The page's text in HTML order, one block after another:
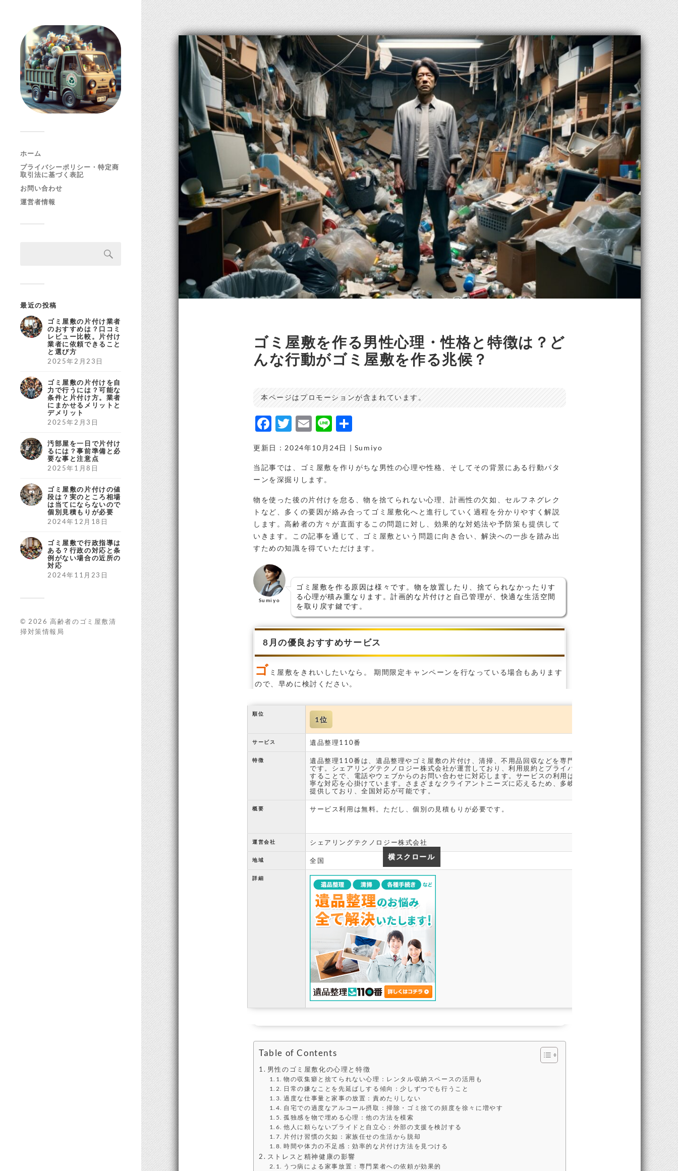
ホーム
プライバシーポリシー・特定商
取引法に基づく表記
お問い合わせ
運営者情報
最近の投稿
ゴミ屋敷の片付け業者
のおすすめは？口コミ
レビュー比較。片付け
業者に依頼できること
と選び方
2025年2月23日
ゴミ屋敷の片付けを自
力で行うには？可能な
条件と片付け方。業者
にまかせるメリットと
デメリット
2025年2月3日
汚部屋を一日で片付け
るには？事前準備と必
要な事と注意点
2025年1月8日
ゴミ屋敷の片付けの値
段は？実のところ相場
は当てにならないので
個別見積もりが必要
2024年12月18日
ゴミ屋敷で行政指導は
ある？行政の対応と条
例がない場合の近所の
対応
2024年11月23日
© 2026高齢者のゴミ屋敷清
掃対策情報局
ゴミ屋敷を作る男性心理・性格と特徴は？ど
んな行動がゴミ屋敷を作る兆候？
本ページはプロモーションが含まれています。
F
c
e
b
o
o
k
T
it
t
e
r
E
ai
l
Li
e
更新日：2024年10月24日 | Sumiyo
当記事では、ゴミ屋敷を作りがちな男性の心理や性格、そしてその背景にある行動パタ
ーンを深掘りします。
物を使った後の片付けを怠る、物を捨てられない心理、計画性の欠如、セルフネグレク
トなど、多くの要因が絡み合ってゴミ屋敷化へと進行していく過程を分かりやすく解説
します。高齢者の方々が直面するこの問題に対し、効果的な対処法や予防策も提供して
いきます。この記事を通じて、ゴミ屋敷という問題に向き合い、解決への一歩を踏み出
すための知識を得ていただけます。
Sumiyo
ゴミ屋敷を作る原因は様々です。物を放置したり、捨てられなかったりす
る心理が積み重なります。計画的な片付けと自己管理が、快適な生活空間
を取り戻す鍵です。
8月の優良おすすめサービス
ゴ ミ屋敷をきれいしたいなら。 期間限定キャンペーンを行なっている場合もあります
ので、早めに検討ください。
順位
1位
サービス 遺品整理110番
特徴
遺品整理110番は、遺品整理やゴミ屋敷の片付け、清掃、不用品回収などを専門に提供するサービス
です。シェアリングテクノロジー株式会社が運営しており、利用規約とプライバシーポリシーに同意
することで、電話やウェブからのお問い合わせに対応します。サービスの利用は無料で、迅速かつ丁
寧な対応を心掛けています。さまざまなクライアントニーズに応えるため、多岐にわたるサービスを
提供しており、全国対応が可能です。
概要 サービス利用は無料。ただし、個別の見積もりが必要です。
運営会社 シェアリングテクノロジー株式会社
地域 全国
詳細
横スクロール
横スクロール
Table of Contents
男性のゴミ屋敷化の心理と特徴
物の収集癖と捨てられない心理：レンタル収納スペースの活用も
日常の嫌なことを先延ばしする傾向：少しずつでも行うこと
過度な仕事量と家事の放置：責めたりしない
自宅での過度なアルコール摂取：掃除・ゴミ捨ての頻度を徐々に増やす
孤独感を物で埋める心理：他の方法を模索
他人に頼らないプライドと自立心：外部の支援を検討する
片付け習慣の欠如：家族任せの生活から脱却
時間や体力の不足感：効率的な片付け方法を見つける
ストレスと精神健康の影響
うつ病による家事放置：専門業者への依頼が効果的